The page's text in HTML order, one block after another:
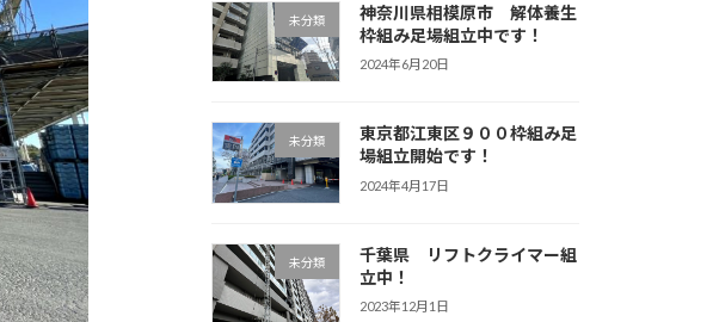
未分類
神奈川県相模原市 解体養生
枠組み足場組立中です！
2024年6月20日
未分類
東京都江東区９００枠組み足
場組立開始です！
2024年4月17日
未分類
千葉県 リフトクライマー組
立中！
2023年12月1日